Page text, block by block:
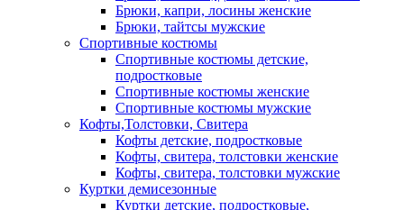
Брюки, капри, лосины женские
Брюки, тайтсы мужские
Спортивные костюмы
Спортивные костюмы детские,
подростковые
Спортивные костюмы женские
Спортивные костюмы мужские
Кофты,Толстовки, Свитера
Кофты детские, подростковые
Кофты, свитера, толстовки женские
Кофты, свитера, толстовки мужские
Куртки демисезонные
Куртки детские, подростковые,